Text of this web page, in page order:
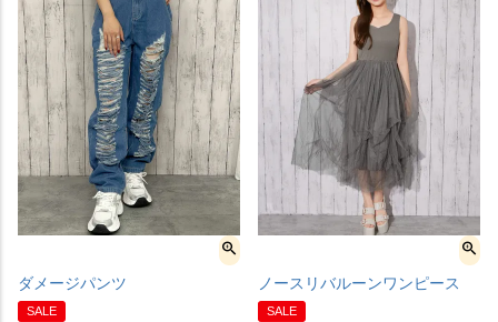
ダメージパンツ
SALE
ノースリバルーンワンピース
SALE